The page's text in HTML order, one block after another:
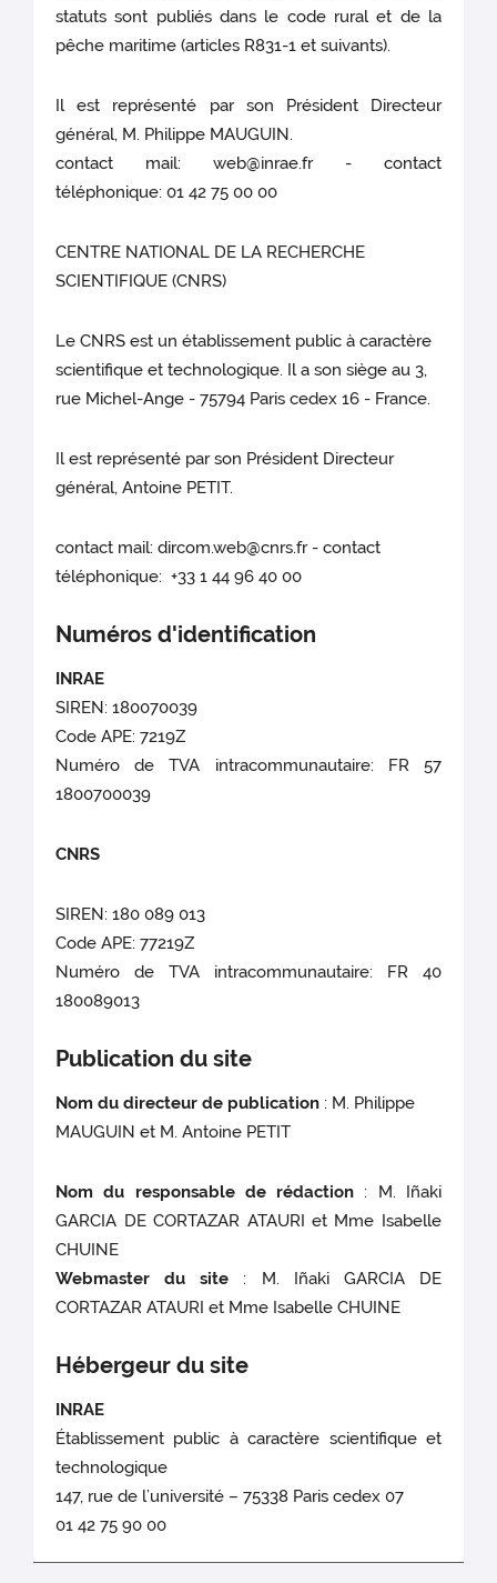
statuts sont publiés dans le code rural et de la
pêche maritime (articles R831-1 et suivants).
Il est représenté par son Président Directeur
général, M. Philippe MAUGUIN.
contact mail: web@inrae.fr - contact
téléphonique: 01 42 75 00 00
CENTRE NATIONAL DE LA RECHERCHE
SCIENTIFIQUE (CNRS)
Le CNRS est un établissement public à caractère
scientifique et technologique. Il a son siège au 3,
rue Michel-Ange - 75794 Paris cedex 16 - France.
Il est représenté par son Président Directeur
général, Antoine PETIT.
contact mail: dircom.web@cnrs.fr - contact
téléphonique: +33 1 44 96 40 00
Numéros d'identification
INRAE
SIREN: 180070039
Code APE: 7219Z
Numéro de TVA intracommunautaire: FR 57
1800700039
CNRS
SIREN: 180 089 013
Code APE: 77219Z
Numéro de TVA intracommunautaire: FR 40
180089013
Publication du site
Nom du directeur de publication : M. Philippe
MAUGUIN et M. Antoine PETIT
Nom du responsable de rédaction : M. Iñaki
GARCIA DE CORTAZAR ATAURI et Mme Isabelle
CHUINE
Webmaster du site : M. Iñaki GARCIA DE
CORTAZAR ATAURI et Mme Isabelle CHUINE
Hébergeur du site
INRAE
Établissement public à caractère scientifique et
technologique
147, rue de l’université – 75338 Paris cedex 07
01 42 75 90 00